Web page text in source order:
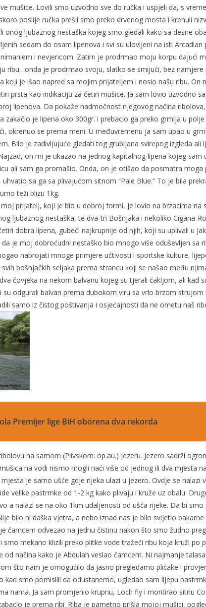
mušice. Lovili smo uzvodno sve do ručka i uspjeli da, s
poslije ručka prešli smo preko drvenog mosta i krenuli
onog ljubaznog nestaška kojeg smo gledali kako sa desne
sedam do osam lipenova i svi su ulovljeni na isti Arcadian
i nevjericom. Zatim je prodrmao moju korpu dajući
ribu…onda je prodrmao svoju, slatko se smijući, bez namjere
koji je išao napred sa mojim prijateljem i nosio našu ribu. On
prsta kao indikaciju za četiri mušice. Ja sam lovio uzvodno
lipenova. Da pokaže nadmočnost njegovog načina
zakačio je lipena oko 300gr. i prebacio ga preko grmlja u
okrenuo se prema meni. U međuvremenu ja sam upao u
Bilo je zadivljujuće gledati tog grubijana svirepog izgleda ali
on mi je ukazao na jednog kapitalnog lipena kojeg sam
ali sam ga promašio. Onda, on je otišao da posmatra moga
sa ga sa plivajućom sitnom “Pale Blue.” To je bila
teži blizu 1kg.
prijatelj, koji je bio u dobroj formi, je lovio na brzacima na
ljubaznog nestaška, te dva-tri Bošnjaka i nekoliko Cigana-
dobra lipena, gubeći najkrupnije od njih, koji su uplivali u
je moj dobroćudni nestaško bio mnogo više oduševljen sa
nabrojati mnoge primjere učtivosti i sportske kulture,
bošnjačkih seljaka prema strancu koji se našao među
čovjeka na nekom balvanu kojeg su tjerali čakljom, ali kad
su odgurali balvan prema dubokom viru sa vrlo brzom
samo iz čistog poštivanja i osjećajnosti da ne ometu naš
Premijer lige BiH oborena dva rekorda
na samom (Plivskom: op.au.) jezeru. Jezero sadrži
na vodi nismo mogli naći više od jednog ili dva mjesta
je samo ušće gdje rijeka ulazi u jezero. Ovdje se nalazi
velike pastrmke od 1-2 kg kako plivaju i kruže uz obalu.
a nalazi se na oko 1km udaljenosti od ušća rijeke. Da bi smo
bilo ni daška vjetra, a nebo iznad nas je bilo svijetlo
čamcem odvezao na jednu čistinu nakon što smo žudno
smo mekano klizili preko plitke vode tražeći ribu koja kruži po
od načina kako je Abdulah veslao čamcem. Ni najmanje
što nam je omogućilo da jasno pregledamo plićake i
kad smo pomislili da odustanemo, ugledao sam lijepu
nama. Ja sam promjenio krupnu, Loch fly i montirao sitnu
je prema ribi. Riba je pametno prišla mojoj mušici,